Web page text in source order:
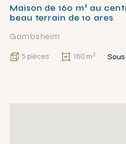
Maison de 160 m² au
beau terrain de 10 ares
Gambsheim
5 pièces 160 m2